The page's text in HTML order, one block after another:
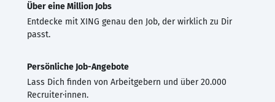
Über eine Million Jobs
Entdecke mit XING genau den Job, der wirklich zu Dir
passt.
Persönliche Job-Angebote
Lass Dich finden von Arbeitgebern und über 20.000
Recruiter·innen.